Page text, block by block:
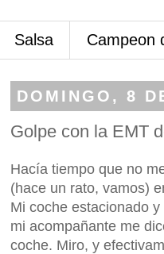
Salsa Campeon
DOMINGO, 8
Golpe con la EMT
Hacía tiempo que no
(hace un rato, vamos)
Mi coche estacionado
mi acompañante me
coche. Miro, y